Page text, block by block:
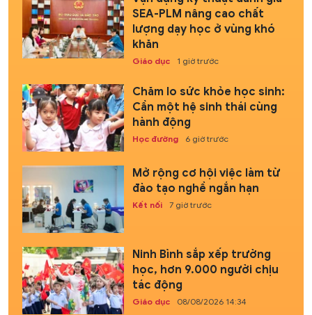
SEA-PLM nâng cao chất
lượng dạy học ở vùng khó
khăn
Giáo dục 1 giờ trước
Chăm lo sức khỏe học sinh:
Cần một hệ sinh thái cùng
hành động
Học đường 6 giờ trước
Mở rộng cơ hội việc làm từ
đào tạo nghề ngắn hạn
Kết nối 7 giờ trước
Ninh Bình sắp xếp trường
học, hơn 9.000 người chịu
tác động
Giáo dục 08/08/2026 14:34